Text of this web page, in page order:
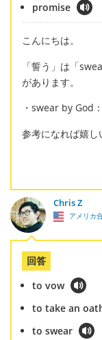
promise
こんにちは。
「誓う」は「
があります。
・swear by God
参考になれば嬉し
Chris Z
アメリカ
回答
to vow
to take an
to swear